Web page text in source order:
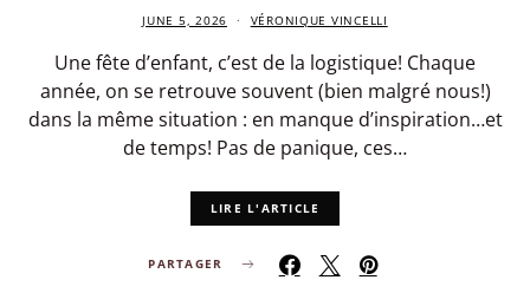
JUNE 5, 2026 VÉRONIQUE VINCELLI
Une fête d’enfant, c’est de la logistique! Chaque
année, on se retrouve souvent (bien malgré nous!)
dans la même situation : en manque d’inspiration…et
de temps! Pas de panique, ces…
LIRE L'ARTICLE
PARTAGER